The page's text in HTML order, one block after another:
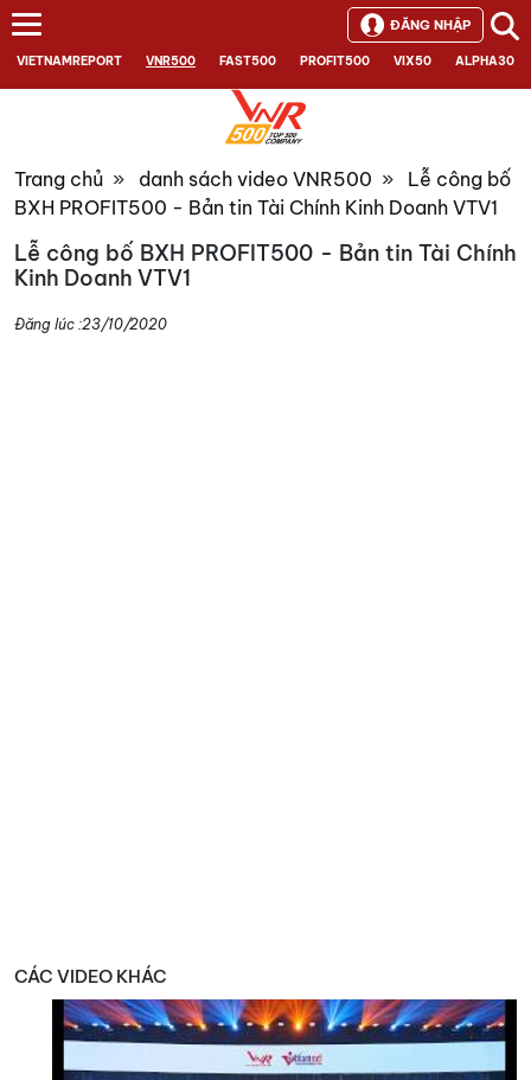
VIETNAMREPORT VNR500 FAST500 PROFIT500 VIX50 ALPHA30
ĐĂNG NHẬP
Trang chủ » danh sách video VNR500 » Lễ công bố
BXH PROFIT500 - Bản tin Tài Chính Kinh Doanh VTV1
Lễ công bố BXH PROFIT500 - Bản tin Tài Chính
Kinh Doanh VTV1
Đăng lúc :23/10/2020
CÁC VIDEO KHÁC